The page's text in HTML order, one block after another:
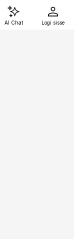
AI Chat Logi sisse